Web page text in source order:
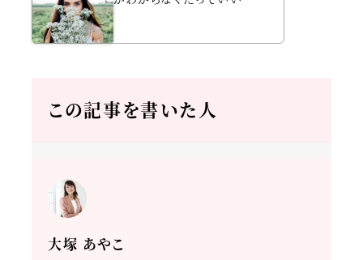
この記事を書いた人
大塚 あやこ